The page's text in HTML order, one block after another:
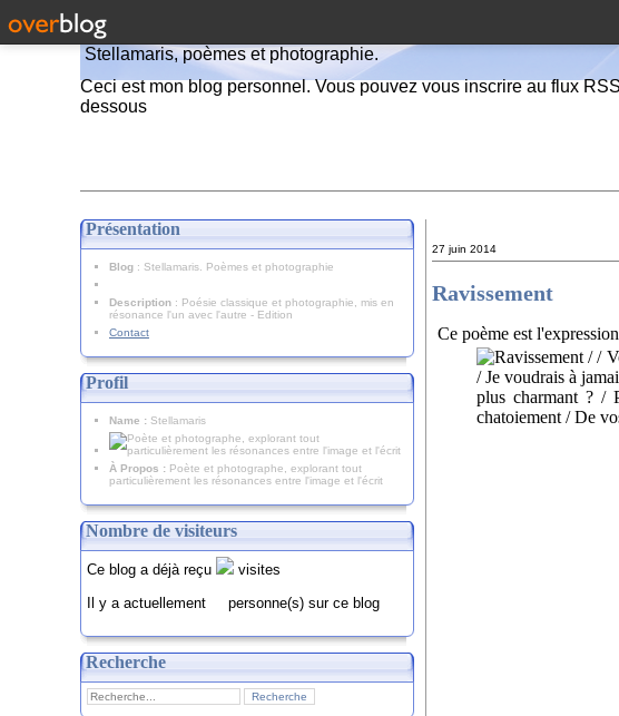
Stellamaris, poèmes et photographie.
Ceci est mon blog personnel. Vous pouvez vous inscrire au flux
dessous
Présentation
Blog : Stellamaris. Poèmes et photographie
Description : Poésie classique et photographie, mis en
résonance l'un avec l'autre - Edition
Contact
Profil
Name : Stellamaris
À Propos : Poète et photographe, explorant tout
particulièrement les résonances entre l'image et l'écrit
Nombre de visiteurs
Ce blog a déjà reçu
visites
Il y a actuellement
personne(s) sur ce blog
Recherche
27 juin 2014
Ravissement
Ce poème est